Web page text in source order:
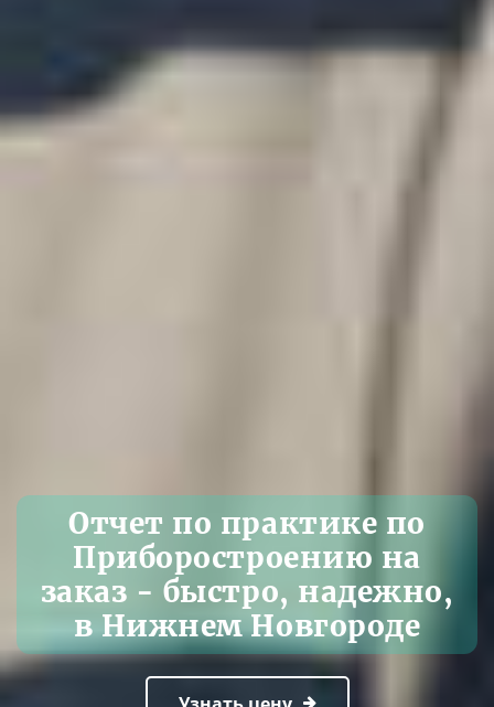
Отчет по практике по
Приборостроению на
заказ - быстро, надежно,
в Нижнем Новгороде